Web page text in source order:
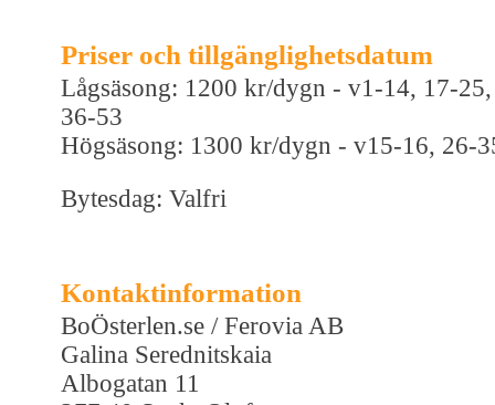
Priser och tillgänglighetsdatum
Lågsäsong: 1200 kr/dygn - v1-14, 17-25,
36-53
Högsäsong: 1300 kr/dygn - v15-16, 26-
Bytesdag: Valfri
Kontaktinformation
BoÖsterlen.se / Ferovia AB
Galina Serednitskaia
Albogatan 11